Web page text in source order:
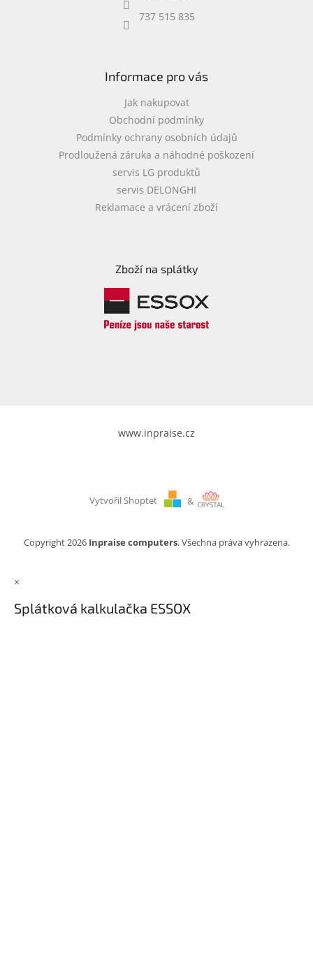
y
i
s
u
737 515 835
Informace pro vás
Jak nakupovat
Obchodní podmínky
Podmínky ochrany osobních údajů
Prodloužená záruka a náhodné poškození
servis LG produktů
servis DELONGHI
Reklamace a vrácení zboží
Zboží na splátky
www.inpraise.cz
Vytvořil Shoptet &
Copyright 2026 Inpraise computers. Všechna práva vyhrazena.
×
Splátková kalkulačka ESSOX